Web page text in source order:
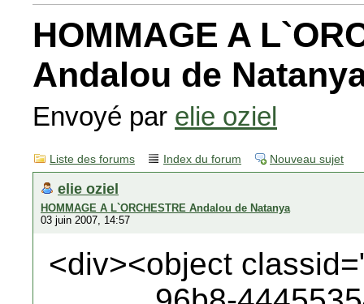
HOMMAGE A
Andalou de
Envoyé par elie oziel
Liste des forums Index du forum Nouveau sujet
elie oziel
HOMMAGE A L`ORCHESTRE Andalou de Natanya
03 juin 2007, 14:57
<div><object